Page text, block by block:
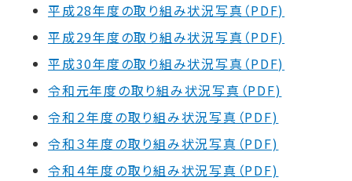
平成28年度の取り組み状況写真（PDF)
平成29年度の取り組み状況写真（PDF)
平成30年度の取り組み状況写真（PDF)
令和元年度の取り組み状況写真（PDF)
令和２年度の取り組み状況写真（PDF)
令和３年度の取り組み状況写真（PDF)
令和４年度の取り組み状況写真（PDF)